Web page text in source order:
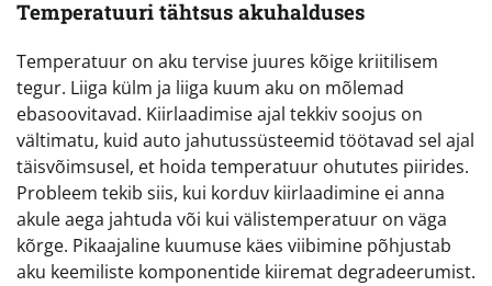
Temperatuuri tähtsus akuhalduses
Temperatuur on aku tervise juures kõige kriitilisem
tegur. Liiga külm ja liiga kuum aku on mõlemad
ebasoovitavad. Kiirlaadimise ajal tekkiv soojus on
vältimatu, kuid auto jahutussüsteemid töötavad sel ajal
täisvõimsusel, et hoida temperatuur ohututes piirides.
Probleem tekib siis, kui korduv kiirlaadimine ei anna
akule aega jahtuda või kui välistemperatuur on väga
kõrge. Pikaajaline kuumuse käes viibimine põhjustab
aku keemiliste komponentide kiiremat degradeerumist.